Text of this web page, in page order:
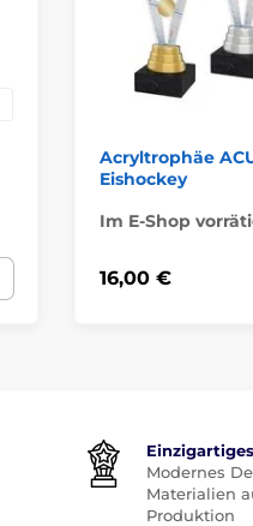
Acryltrophäe
Eishockey
Im E-Shop
16,00 €
Modernes
Materialien
Produktion